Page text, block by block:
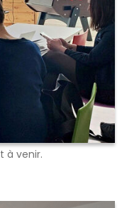
à venir.